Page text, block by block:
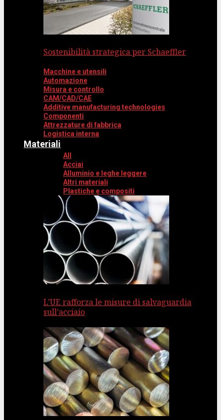
Sostenibilità strategica per Schaeffler
Macchine e utensili
Automazione
Misura e controllo
CAM/CAD/CAE
Additive manufacturing technologies
Componenti
Attrezzature di fabbrica
Logistica interna
Materiali
All
Acciai
Alluminio e leghe leggere
Altri materiali
Plastiche e compositi
L’UE rafforza le misure di salvaguardia
sull’acciaio